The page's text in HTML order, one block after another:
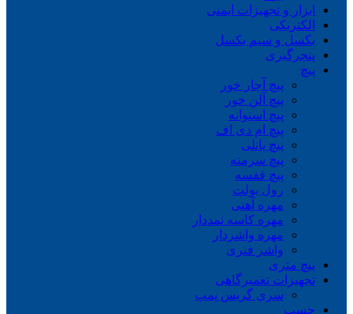
ابزار و تجهیزات ایمنی
الکتریکی
بکسل و سیم بکسل
پنچرگیری
پیچ
پیچ آچار خور
پیچ آلن خور
پیچ استوانه
پیچ ام دی اف
پیچ پانلی
پیچ سرمته
پیچ قفسه
رول بولت
مهره آهنی
مهره کاسه نمددار
مهره واشردار
واشر فنری
پیچ متری
تجهیزات تعمیرگاهی
سری گریس پمپ
چسب